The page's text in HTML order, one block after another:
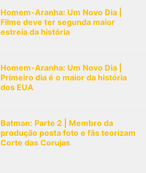
Homem-Aranha: Um Novo Dia |
Filme deve ter segunda maior
estreia da história
Homem-Aranha: Um Novo Dia |
Primeiro dia é o maior da história
dos EUA
Batman: Parte 2 | Membro da
produção posta foto e fãs teorizam
Corte das Corujas